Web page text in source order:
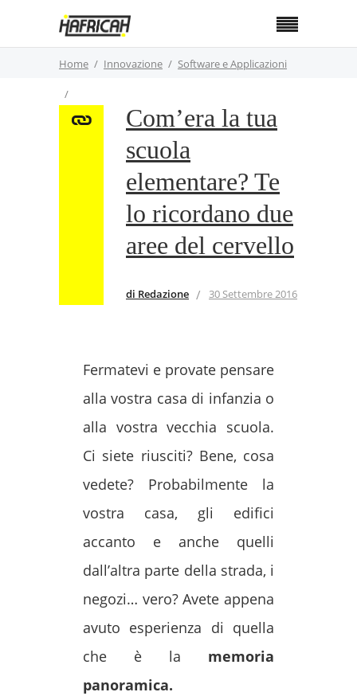
Home Innovazione Software e Applicazioni
Com’era la tua scuola elementare? Te lo ricordano
due aree del cervello
Com’era la tua
scuola
elementare? Te
lo ricordano due
aree del cervello
di Redazione 30 Settembre 2016
Fermatevi e provate pensare
alla vostra casa di infanzia o
alla vostra vecchia scuola.
Ci siete riusciti? Bene, cosa
vedete? Probabilmente la
vostra casa, gli edifici
accanto e anche quelli
dall’altra parte della strada, i
negozi… vero? Avete appena
avuto esperienza di quella
che è la memoria
panoramica.